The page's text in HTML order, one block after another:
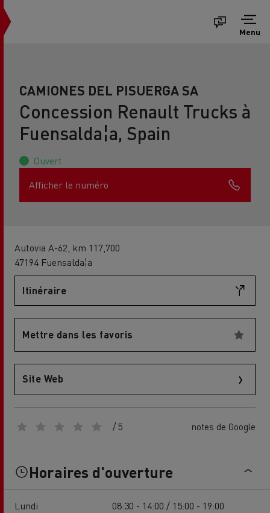
Menu
CAMIONES DEL PISUERGA SA
Concession Renault Trucks à
Fuensalda¦a, Spain
Ouvert
Afficher le numéro
Autovia A-62, km 117,700
47194 Fuensalda¦a
Itinéraire
Mettre dans les favoris
Site Web
/ 5 notes de Google
Horaires d'ouverture
Lundi
08:30 - 14:00 / 15:00 - 19:00